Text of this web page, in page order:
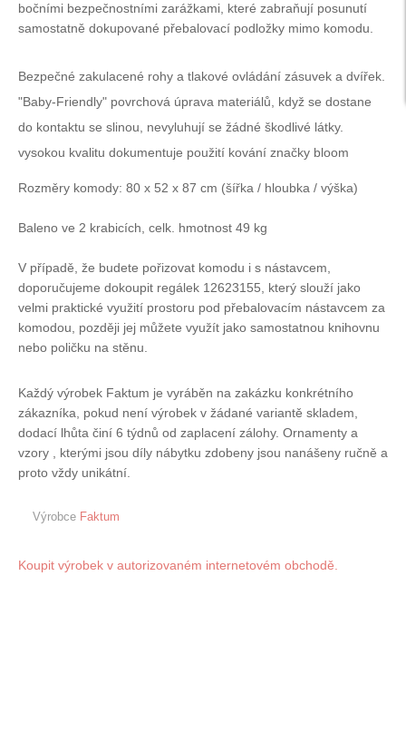
bočními bezpečnostními zarážkami, které zabraňují posunutí
samostatně dokupované přebalovací podložky mimo komodu.
Bezpečné zakulacené rohy a tlakové ovládání zásuvek a dvířek.
"Baby-Friendly" povrchová úprava materiálů, když se dostane
do kontaktu se slinou, nevyluhují se žádné škodlivé látky.
vysokou kvalitu dokumentuje použití kování značky bloom
Rozměry komody: 80 x 52 x 87 cm (šířka / hloubka / výška)
Baleno ve 2 krabicích, celk. hmotnost 49 kg
V případě, že budete pořizovat komodu i s nástavcem,
doporučujeme dokoupit regálek 12623155, který slouží jako
velmi praktické využití prostoru pod přebalovacím nástavcem za
komodou, později jej můžete využít jako samostatnou knihovnu
nebo poličku na stěnu.
Každý výrobek Faktum je vyráběn na zakázku konkrétního
zákazníka, pokud není výrobek v žádané variantě skladem,
dodací lhůta činí 6 týdnů od zaplacení zálohy. Ornamenty a
vzory , kterými jsou díly nábytku zdobeny jsou nanášeny ručně a
proto vždy unikátní.
Výrobce Faktum
Koupit výrobek v autorizovaném internetovém obchodě.